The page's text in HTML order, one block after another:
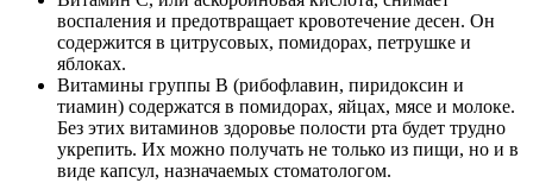
воспаления и предотвращает кровотечение десен. Он
содержится в цитрусовых, помидорах, петрушке и
яблоках.
Витамины группы B (рибофлавин, пиридоксин и
тиамин) содержатся в помидорах, яйцах, мясе и молоке.
Без этих витаминов здоровье полости рта будет трудно
укрепить. Их можно получать не только из пищи, но и в
виде капсул, назначаемых стоматологом.